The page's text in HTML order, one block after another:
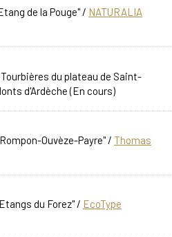
de la Pouge"/ NATURALIA
du plateau de Saint-
d'Ardèche (En cours)
Ouvèze-Payre"/ Thomas
du Forez"/ EcoType